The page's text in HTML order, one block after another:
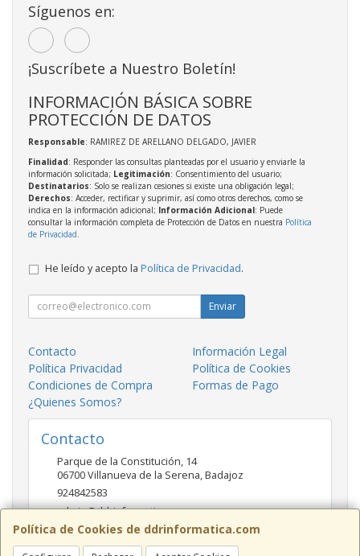
Política de Cookies de ddrinformatica.com
Síguenos en:
¡Suscríbete a Nuestro Boletín!
INFORMACIÓN BÁSICA SOBRE
PROTECCIÓN DE DATOS
Responsable: RAMIREZ DE ARELLANO DELGADO, JAVIER
Finalidad: Responder las consultas planteadas por el usuario y enviarle la
información solicitada; Legitimación: Consentimiento del usuario;
Destinatarios: Solo se realizan cesiones si existe una obligación legal;
Derechos: Acceder, rectificar y suprimir, así como otros derechos, como se
indica en la información adicional; Información Adicional: Puede
consultar la información completa de Protección de Datos en nuestra Política
de Privacidad
He leído y acepto la Política de Privacidad.
Enviar
Contacto
Información Legal
Política Privacidad
Política de Cookies
Condiciones de Compra
Formas de Pago
¿Quienes Somos?
Contacto
Parque de la Constitución, 14
06700Villanueva de la Serena,Badajoz
924842583
admin@ddrinformatica.com